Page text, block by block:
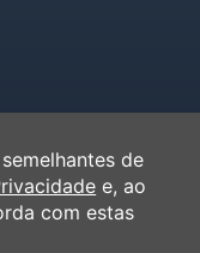
de
e, ao
com estas